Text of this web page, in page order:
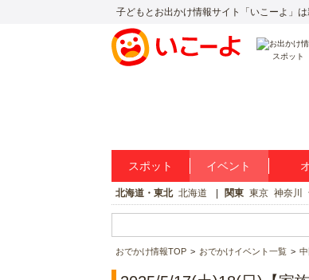
子どもとお出かけ情報サイト「いこーよ」
スポット
スポット イベント
北海道・東北 北海道 関東 東京 神奈川
おでかけ情報TOP おでかけイベント一覧